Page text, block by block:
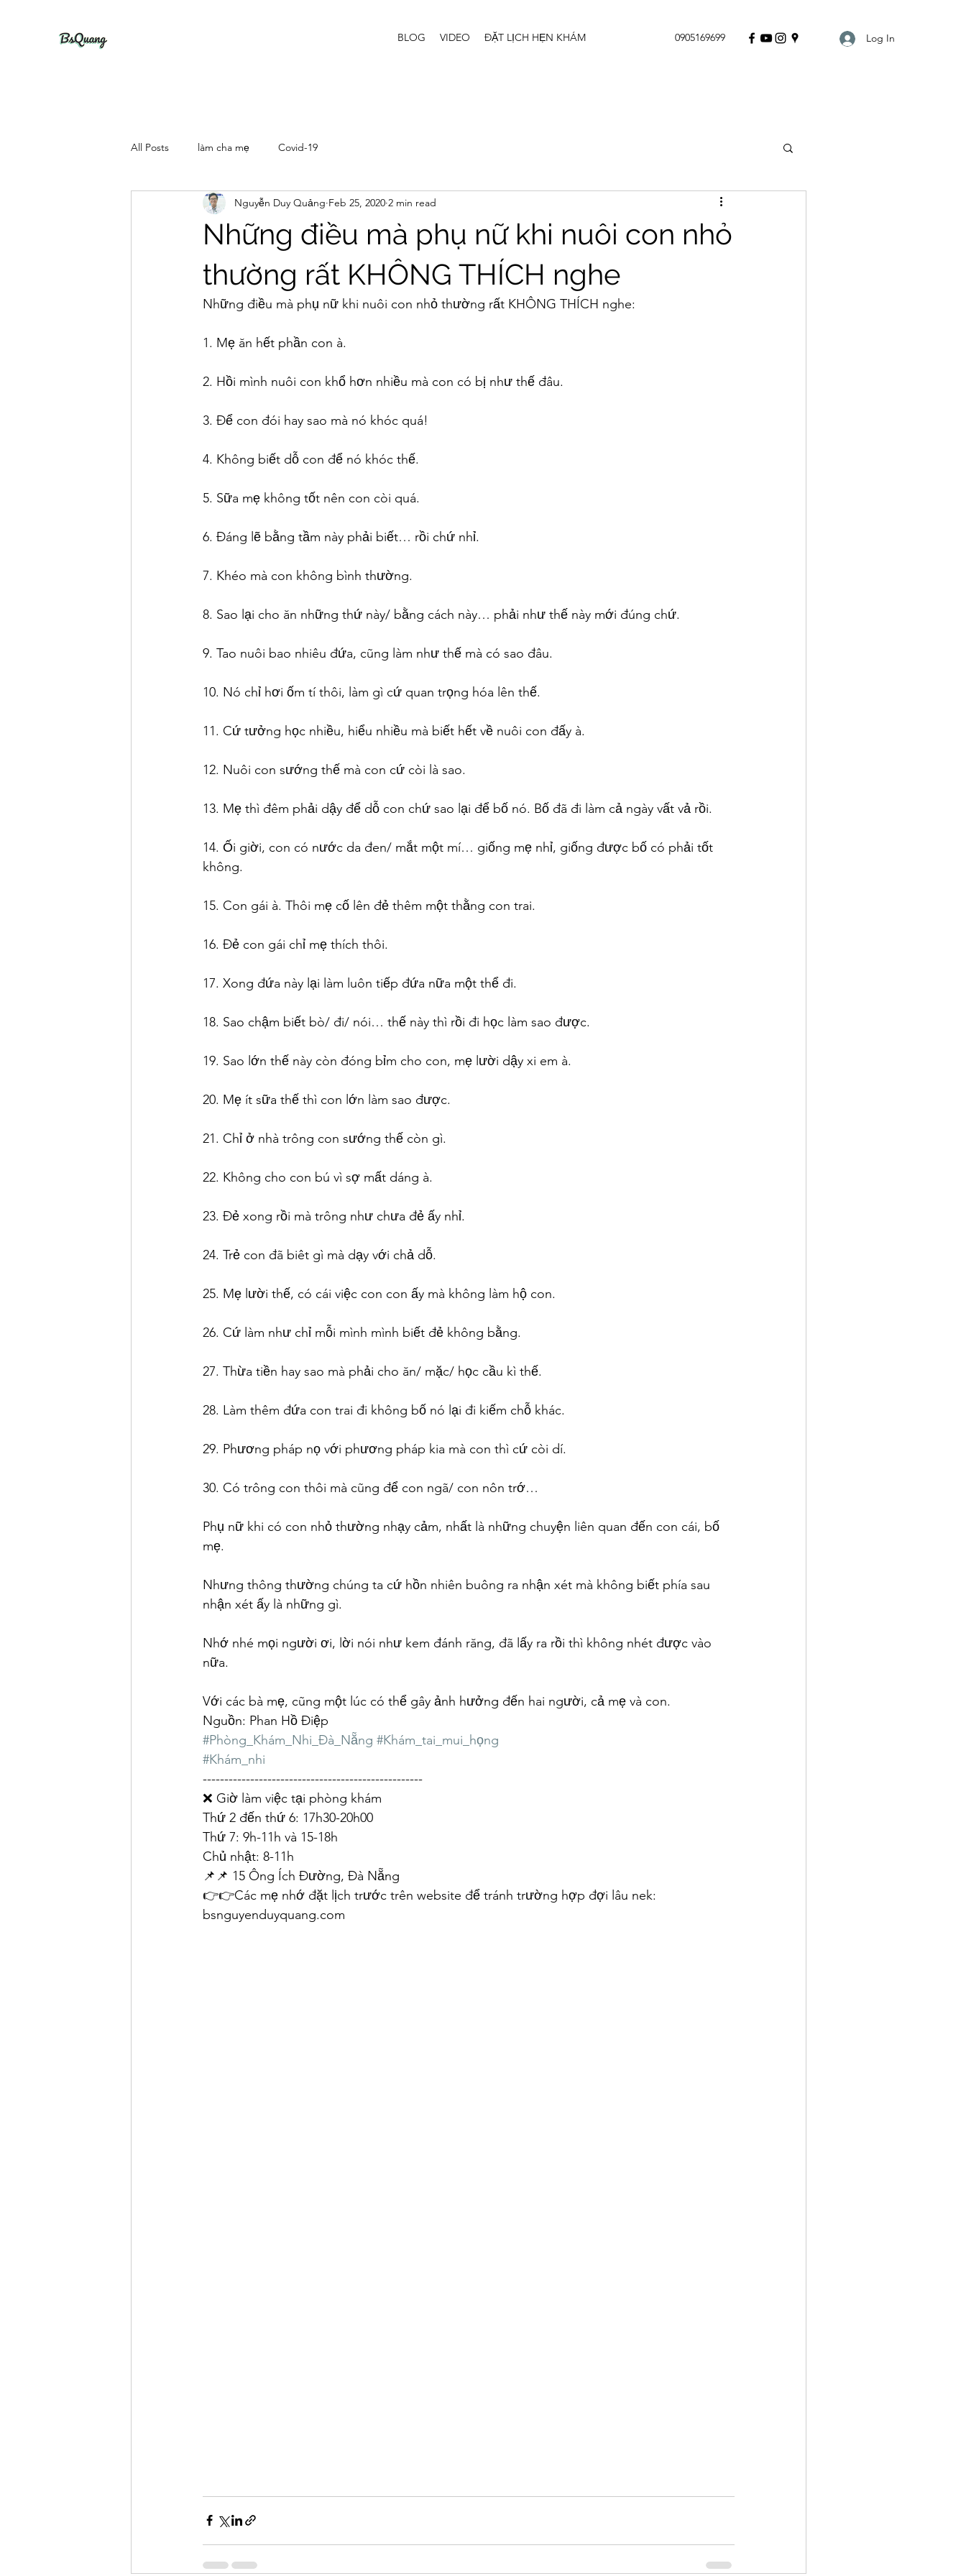
BLOG VIDEO ĐẶT LỊCH HẸN KHÁM 0905169699 Log In
All Posts làm cha mẹ Covid-19
Những điều mà phụ nữ khi nuôi con nhỏ
thường rất KHÔNG THÍCH nghe
Nguyễn Duy Quảng Feb 25, 2020 2 min read
Những điều mà phụ nữ khi nuôi con nhỏ thường rất KHÔNG THÍCH nghe:
1. Mẹ ăn hết phần con à.
2. Hồi mình nuôi con khổ hơn nhiều mà con có bị như thế đâu.
3. Để con đói hay sao mà nó khóc quá!
4. Không biết dỗ con để nó khóc thế.
5. Sữa mẹ không tốt nên con còi quá.
6. Đáng lẽ bằng tầm này phải biết… rồi chứ nhỉ.
7. Khéo mà con không bình thường.
8. Sao lại cho ăn những thứ này/ bằng cách này… phải như thế này mới đúng chứ.
9. Tao nuôi bao nhiêu đứa, cũng làm như thế mà có sao đâu.
10. Nó chỉ hơi ốm tí thôi, làm gì cứ quan trọng hóa lên thế.
11. Cứ tưởng học nhiều, hiểu nhiều mà biết hết về nuôi con đấy à.
12. Nuôi con sướng thế mà con cứ còi là sao.
13. Mẹ thì đêm phải dậy để dỗ con chứ sao lại để bố nó. Bố đã đi làm cả ngày vất vả rồi.
14. Ối giời, con có nước da đen/ mắt một mí… giống mẹ nhỉ, giống được bố có phải tốt
không.
15. Con gái à. Thôi mẹ cố lên đẻ thêm một thằng con trai.
16. Đẻ con gái chỉ mẹ thích thôi.
17. Xong đứa này lại làm luôn tiếp đứa nữa một thể đi.
18. Sao chậm biết bò/ đi/ nói… thế này thì rồi đi học làm sao được.
19. Sao lớn thế này còn đóng bỉm cho con, mẹ lười dậy xi em à.
20. Mẹ ít sữa thế thì con lớn làm sao được.
21. Chỉ ở nhà trông con sướng thế còn gì.
22. Không cho con bú vì sợ mất dáng à.
23. Đẻ xong rồi mà trông như chưa đẻ ấy nhỉ.
24. Trẻ con đã biêt gì mà dạy với chả dỗ.
25. Mẹ lười thế, có cái việc con con ấy mà không làm hộ con.
26. Cứ làm như chỉ mỗi mình mình biết đẻ không bằng.
27. Thừa tiền hay sao mà phải cho ăn/ mặc/ học cầu kì thế.
28. Làm thêm đứa con trai đi không bố nó lại đi kiếm chỗ khác.
29. Phương pháp nọ với phương pháp kia mà con thì cứ còi dí.
30. Có trông con thôi mà cũng để con ngã/ con nôn trớ…
Phụ nữ khi có con nhỏ thường nhạy cảm, nhất là những chuyện liên quan đến con cái, bố
mẹ.
Nhưng thông thường chúng ta cứ hồn nhiên buông ra nhận xét mà không biết phía sau
nhận xét ấy là những gì.
Nhớ nhé mọi người ơi, lời nói như kem đánh răng, đã lấy ra rồi thì không nhét được vào
nữa.
Với các bà mẹ, cũng một lúc có thể gây ảnh hưởng đến hai người, cả mẹ và con.
Nguồn: Phan Hồ Điệp
#Phòng_Khám_Nhi_Đà_Nẵng #Khám_tai_mui_họng
#Khám_nhi
---------------------------------------------------
❌ Giờ làm việc tại phòng khám
Thứ 2 đến thứ 6: 17h30-20h00
Thứ 7: 9h-11h và 15-18h
Chủ nhật: 8-11h
📌📌 15 Ông Ích Đường, Đà Nẵng
👉👉Các mẹ nhớ đặt lịch trước trên website để tránh trường hợp đợi lâu nek:
bsnguyenduyquang.com